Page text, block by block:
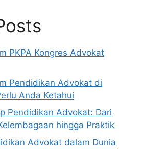
PKPA Kongres Advokat
Pendidikan Advokat di
Anda Ketahui
Pendidikan Advokat: Dari
hingga Praktik
Advokat dalam Dunia